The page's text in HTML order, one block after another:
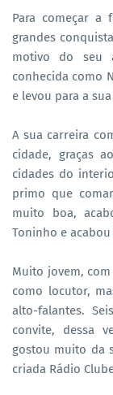
Para começar a
grandes
motivo do seu
conhecida como
e levou para a
A sua carreira
cidade, graças
cidades do
primo que
muito boa,
Toninho e
Muito jovem,
como locutor,
alto-falantes.
convite, dessa
gostou muito da
criada Rádio